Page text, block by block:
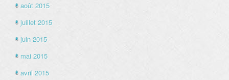
août 2015
juillet 2015
juin 2015
mai 2015
avril 2015